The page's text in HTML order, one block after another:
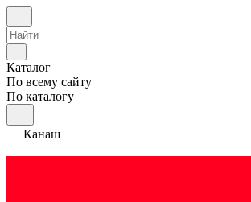
Каталог
По всему сайту
По каталогу
Канаш